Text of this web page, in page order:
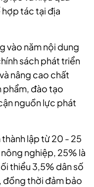
tác tại địa
vào năm nội dung
sách phát triển
nâng cao chất
phẩm, đào tạo
nguồn lực phát
thành lập từ 20 - 25
nghiệp, 25% là
thiểu 3,5% dân số
đồng thời đảm bảo